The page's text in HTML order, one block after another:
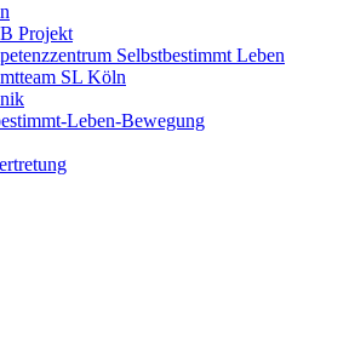
Projekt
Selbstbestimmt Leben
SL Köln
Leben-Bewegung